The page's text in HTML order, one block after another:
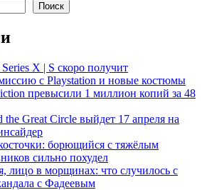
Поиск
X | S скоро получит
с Playstation и новые костюмы
превысили 1 миллион копий за 48
the Great Circle выйдет 17 апреля на
борющийся с тяжёлым
сильно похудел
лицо в морщинах: что случилось с
с Фадеевым